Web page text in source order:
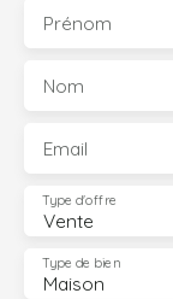
Prénom
Nom
Email
Vente
Type d'offre
Maison
Type de bien